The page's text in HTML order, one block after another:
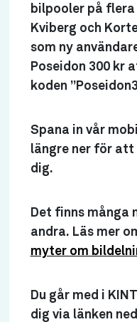
bilpooler på
Kviberg och
som ny
Poseidon 300 kr
koden
Spana in vår
längre ner för att
dig.
Det finns många
andra. Läs mer
myter om
Du går med i
dig via länken